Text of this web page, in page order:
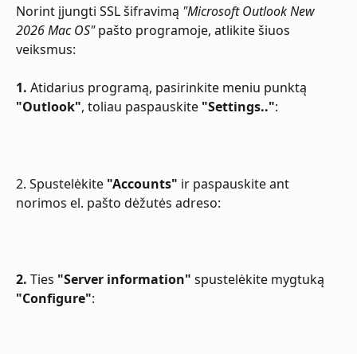
Norint įjungti SSL šifravimą "Microsoft Outlook New
2026 Mac OS" pašto programoje, atlikite šiuos
veiksmus:
1. Atidarius programą, pasirinkite meniu punktą
"Outlook", toliau paspauskite "Settings..":
2. Spustelėkite "Accounts" ir paspauskite ant
norimos el. pašto dėžutės adreso:
2. Ties "Server information" spustelėkite mygtuką
"Configure":